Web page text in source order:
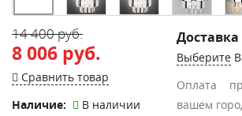
14 400 руб.
8 006 руб.
Сравнить товар
Наличие:
В наличии
Доставка
Выберите
Оплата
вашем